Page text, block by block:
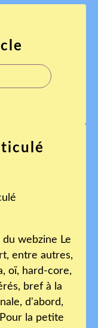
webzine Le
entre autres,
oï, hard-core,
bref à la
d'abord,
la petite